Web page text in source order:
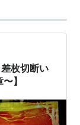
枚切断い
】